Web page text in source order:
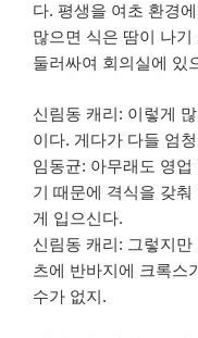
다. 평생을 여초 환경
많으면 식은 땀이 나
둘러싸여 회의실에 있
신림동 캐리: 이렇게
이다. 게다가 다들 엄
임동균: 아무래도 영
기 때문에 격식을 갖
게 입으신다.
신림동 캐리: 그렇지
츠에 반바지에 크록스
수가 없지.